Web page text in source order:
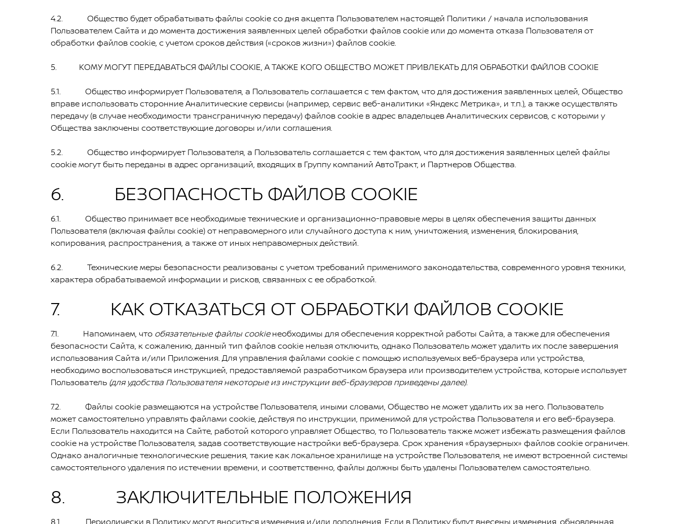
4.2. Общество будет обрабатывать файлы cookie со дня акцепта Пользователем настоящей Политики / начала использования
Пользователем Сайта и до момента достижения заявленных целей обработки файлов cookie или до момента отказа Пользователя от
обработки файлов cookie, с учетом сроков действия («сроков жизни») файлов cookie.
5. КОМУ МОГУТ ПЕРЕДАВАТЬСЯ ФАЙЛЫ COOKIE, А ТАКЖЕ КОГО ОБЩЕСТВО МОЖЕТ ПРИВЛЕКАТЬ ДЛЯ ОБРАБОТКИ ФАЙЛОВ COOKIE
5.1. Общество информирует Пользователя, а Пользователь соглашается с тем фактом, что для достижения заявленных целей, Общество
вправе использовать сторонние Аналитические сервисы (например, сервис веб-аналитики «Яндекс Метрика», и т.п.), а также осуществлять
передачу (в случае необходимости трансграничную передачу) файлов cookie в адрес владельцев Аналитических сервисов, с которыми у
Общества заключены соответствующие договоры и/или соглашения.
5.2. Общество информирует Пользователя, а Пользователь соглашается с тем фактом, что для достижения заявленных целей файлы
cookie могут быть переданы в адрес организаций, входящих в Группу компаний АвтоТракт, и Партнеров Общества.
6. БЕЗОПАСНОСТЬ ФАЙЛОВ COOKIE
6.1. Общество принимает все необходимые технические и организационно-правовые меры в целях обеспечения защиты данных
Пользователя (включая файлы cookie) от неправомерного или случайного доступа к ним, уничтожения, изменения, блокирования,
копирования, распространения, а также от иных неправомерных действий.
6.2. Технические меры безопасности реализованы с учетом требований применимого законодательства, современного уровня техники,
характера обрабатываемой информации и рисков, связанных с ее обработкой.
7. КАК ОТКАЗАТЬСЯ ОТ ОБРАБОТКИ ФАЙЛОВ COOKIE
7.1. Напоминаем, что обязательные файлы cookieнеобходимы для обеспечения корректной работы Сайта, а также для обеспечения
безопасности Сайта, к сожалению, данный тип файлов cookie нельзя отключить, однако Пользователь может удалить их после завершения
использования Сайта и/или Приложения. Для управления файлами cookie с помощью используемых веб-браузера или устройства,
необходимо воспользоваться инструкцией, предоставляемой разработчиком браузера или производителем устройства, которые использует
Пользователь (для удобства Пользователя некоторые из инструкции веб-браузеров приведены далее).
7.2. Файлы cookie размещаются на устройстве Пользователя, иными словами, Общество не может удалить их за него. Пользователь
может самостоятельно управлять файлами cookie, действуя по инструкции, применимой для устройства Пользователя и его веб-браузера.
Если Пользователь находится на Сайте, работой которого управляет Общество, то Пользователь также может избежать размещения файлов
cookie на устройстве Пользователя, задав соответствующие настройки веб-браузера. Срок хранения «браузерных» файлов cookie ограничен.
Однако аналогичные технологические решения, такие как локальное хранилище на устройстве Пользователя, не имеют встроенной системы
самостоятельного удаления по истечении времени, и соответственно, файлы должны быть удалены Пользователем самостоятельно.
8. ЗАКЛЮЧИТЕЛЬНЫЕ ПОЛОЖЕНИЯ
8.1. Периодически в Политику могут вноситься изменения и/или дополнения. Если в Политику будут внесены изменения, обновленная